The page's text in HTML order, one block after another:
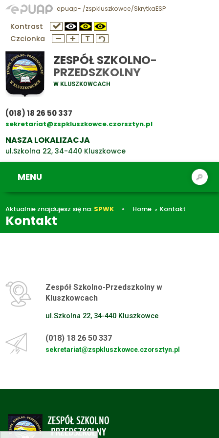
epuap- /zspkluszkowce/SkrytkaESP
Kontrast
Czcionka
ZESPÓŁ SZKOLNO-
PRZEDSZKOLNY
W KLUSZKOWCACH
(018) 18 26 50 337
sekretariat@zspkluszkowce.czorsztyn.pl
NASZA LOKALIZACJA
ul.Szkolna 22, 34-440 Kluszkowce
Aktualnie znajdujesz się na: SPWK Home Kontakt
Kontakt
MENU
Zespół Szkolno-Przedszkolny w
Kluszkowcach
ul.Szkolna 22, 34-440 Kluszkowce
(018) 18 26 50 337
sekretariat@zspkluszkowce.czorsztyn.pl